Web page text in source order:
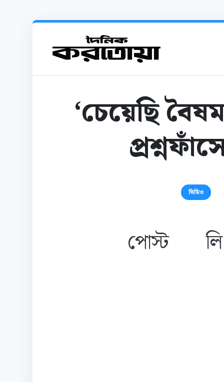
‘চেয়েছি
ভিডিও
পোস্ট